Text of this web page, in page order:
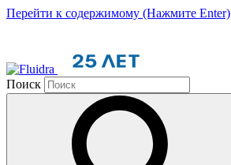
Перейти к содержимому (Нажмите Enter)
Поиск